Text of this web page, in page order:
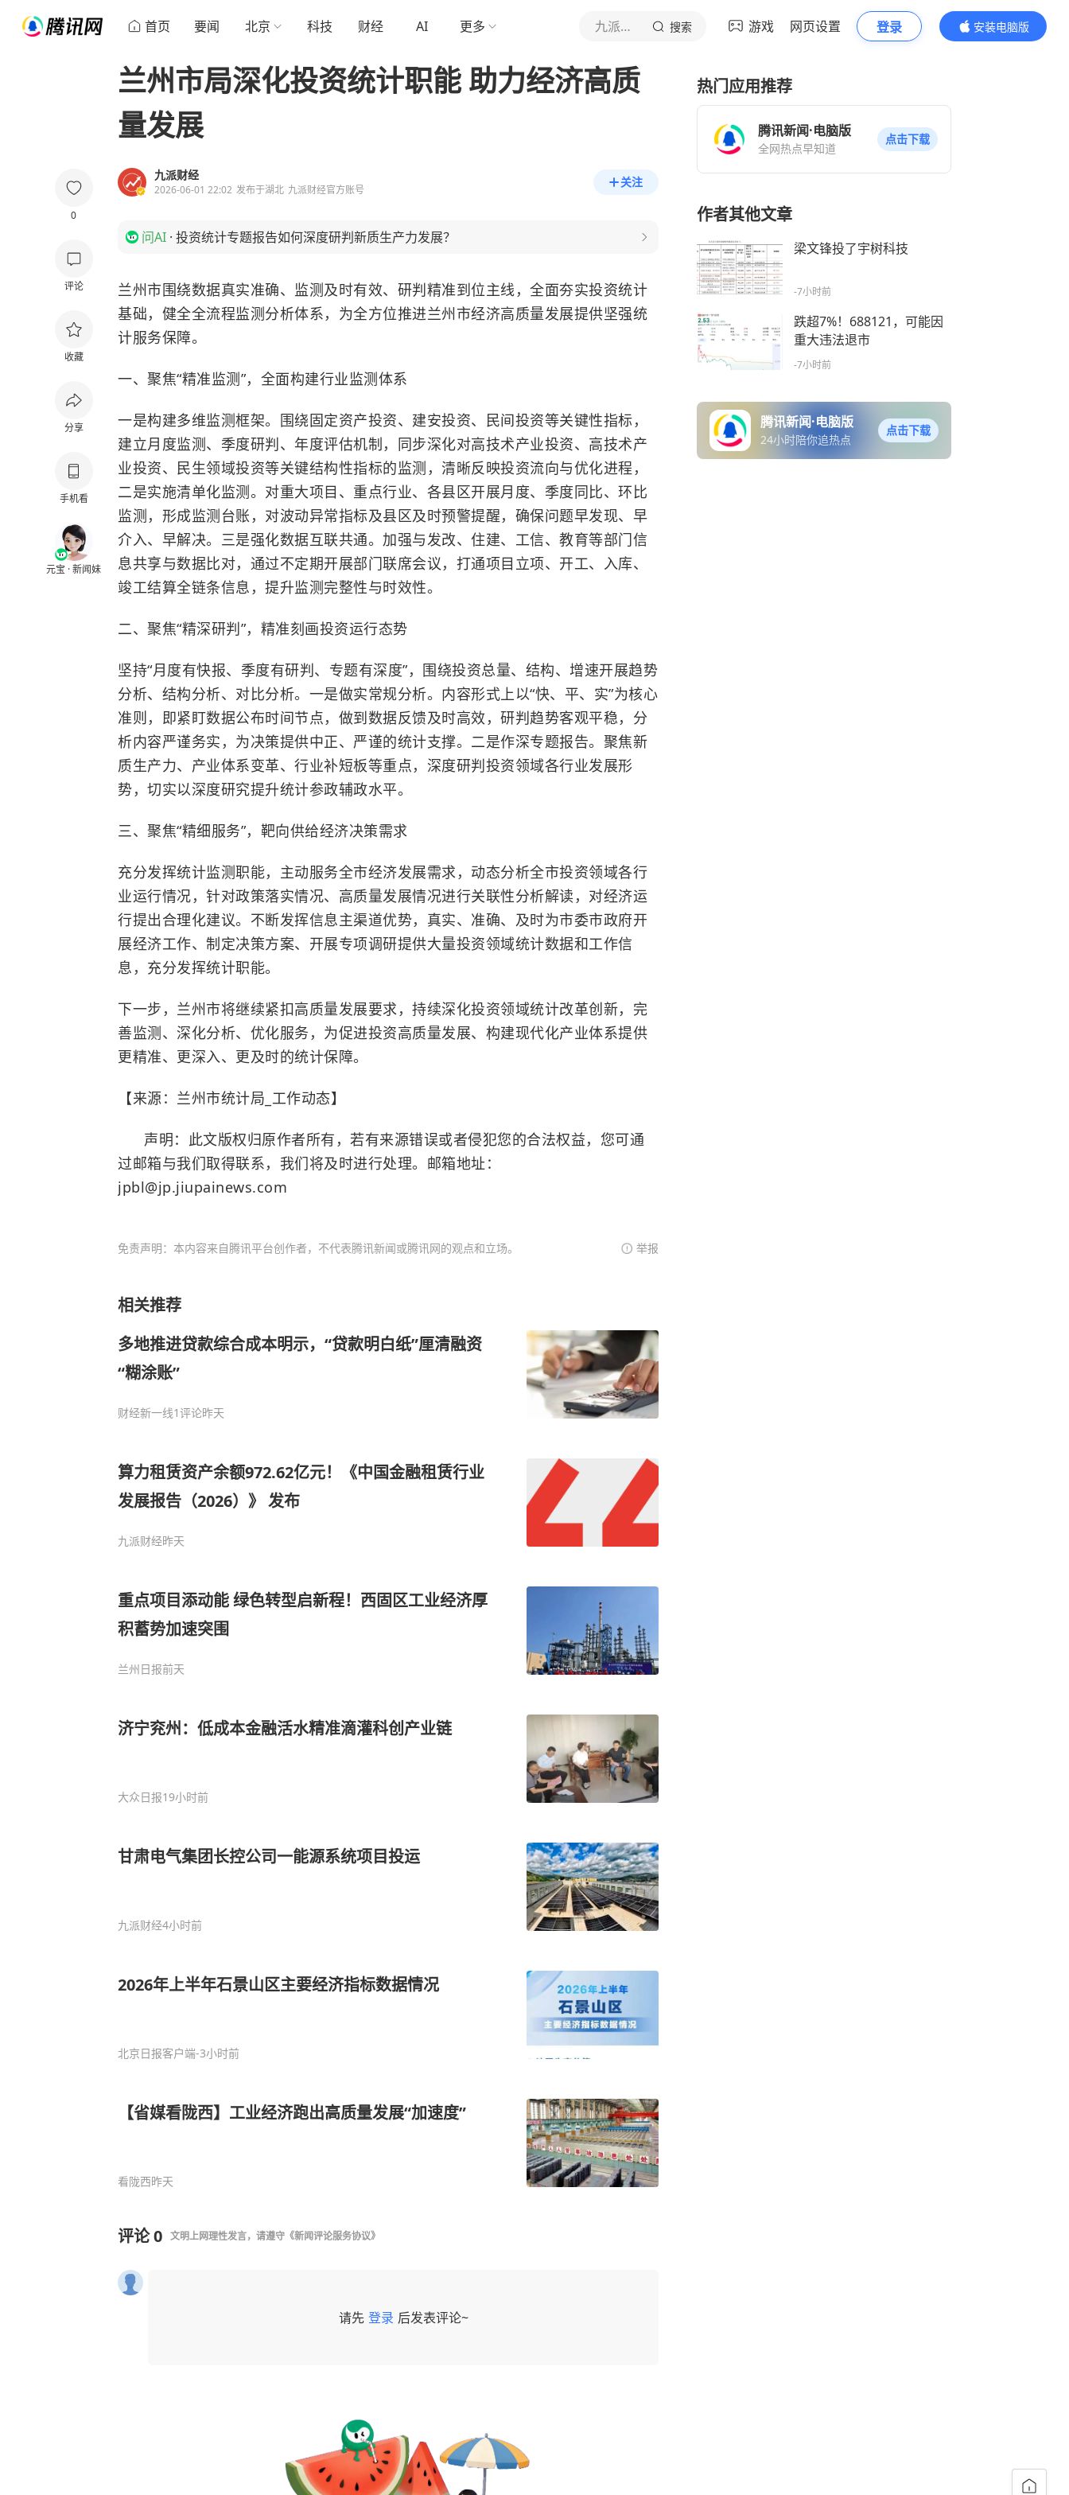
首页 要闻 北京 科技 财经 AI 更多 九派财经 搜索 游戏 网页设置 登录
安装电脑版
内容更精彩
0
评论
收藏
分享
手机看
元宝 · 新闻妹
兰州市局深化投资统计职能 助力经济高质
量发展
九派财经
2026-06-01 22:02 发布于湖北 九派财经官方账号
关注
问AI · 投资统计专题报告如何深度研判新质生产力发展？
兰州市围绕数据真实准确、监测及时有效、研判精准到位主线，全面夯实投资统计
基础，健全全流程监测分析体系，为全方位推进兰州市经济高质量发展提供坚强统
计服务保障。
一、聚焦“精准监测”，全面构建行业监测体系
一是构建多维监测框架。围绕固定资产投资、建安投资、民间投资等关键性指标，
建立月度监测、季度研判、年度评估机制，同步深化对高技术产业投资、高技术产
业投资、民生领域投资等关键结构性指标的监测，清晰反映投资流向与优化进程，
二是实施清单化监测。对重大项目、重点行业、各县区开展月度、季度同比、环比
监测，形成监测台账，对波动异常指标及县区及时预警提醒，确保问题早发现、早
介入、早解决。三是强化数据互联共通。加强与发改、住建、工信、教育等部门信
息共享与数据比对，通过不定期开展部门联席会议，打通项目立项、开工、入库、
竣工结算全链条信息，提升监测完整性与时效性。
二、聚焦“精深研判”，精准刻画投资运行态势
坚持“月度有快报、季度有研判、专题有深度”，围绕投资总量、结构、增速开展趋势
分析、结构分析、对比分析。一是做实常规分析。内容形式上以“快、平、实”为核心
准则，即紧盯数据公布时间节点，做到数据反馈及时高效，研判趋势客观平稳，分
析内容严谨务实，为决策提供中正、严谨的统计支撑。二是作深专题报告。聚焦新
质生产力、产业体系变革、行业补短板等重点，深度研判投资领域各行业发展形
势，切实以深度研究提升统计参政辅政水平。
三、聚焦“精细服务”，靶向供给经济决策需求
充分发挥统计监测职能，主动服务全市经济发展需求，动态分析全市投资领域各行
业运行情况，针对政策落实情况、高质量发展情况进行关联性分析解读，对经济运
行提出合理化建议。不断发挥信息主渠道优势，真实、准确、及时为市委市政府开
展经济工作、制定决策方案、开展专项调研提供大量投资领域统计数据和工作信
息，充分发挥统计职能。
下一步，兰州市将继续紧扣高质量发展要求，持续深化投资领域统计改革创新，完
善监测、深化分析、优化服务，为促进投资高质量发展、构建现代化产业体系提供
更精准、更深入、更及时的统计保障。
【来源：兰州市统计局_工作动态】
声明：此文版权归原作者所有，若有来源错误或者侵犯您的合法权益，您可通
过邮箱与我们取得联系，我们将及时进行处理。邮箱地址：
jpbl@jp.jiupainews.com
免责声明：本内容来自腾讯平台创作者，不代表腾讯新闻或腾讯网的观点和立场。 举报
相关推荐
多地推进贷款综合成本明示，“贷款明白纸”厘清融资
“糊涂账”
财经新一线1评论昨天
算力租赁资产余额972.62亿元！《中国金融租赁行业
发展报告（2026）》 发布
九派财经昨天
重点项目添动能 绿色转型启新程！西固区工业经济厚
积蓄势加速突围
兰州日报前天
济宁兖州：低成本金融活水精准滴灌科创产业链
大众日报19小时前
甘肃电气集团长控公司一能源系统项目投运
九派财经4小时前
2026年上半年石景山区主要经济指标数据情况
北京日报客户端-3小时前
【省媒看陇西】工业经济跑出高质量发展“加速度”
看陇西昨天
评论0 文明上网理性发言，请遵守 《新闻评论服务协议》
请先 登录 后发表评论~
热门应用推荐
腾讯新闻·电脑版
全网热点早知道
点击下载
作者其他文章
梁文锋投了宇树科技
-7小时前
跌超7%！688121，可能因
重大违法退市
-7小时前
腾讯新闻·电脑版
24小时陪你追热点
点击下载